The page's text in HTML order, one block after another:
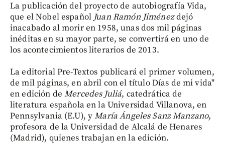
La publicación del proyecto de autobiografía Vida,
que el Nobel español Juan Ramón Jiménezdejó
inacabado al morir en 1958, unas dos mil páginas
inéditas en su mayor parte, se convertirá en uno de
los acontecimientos literarios de 2013.
La editorial Pre-Textos publicará el primer volumen,
de mil páginas, en abril con el título Días de mi vida"
en edición deMercedes Juliá, catedrática de
literatura española en la Universidad Villanova, en
Pennsylvania (E.U), yMaría Ángeles Sanz Manzano,
profesora de la Universidad de Alcalá de Henares
(Madrid), quienes trabajan en la edición.